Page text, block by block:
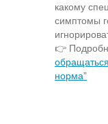
какому
симптомы
👉
норма”